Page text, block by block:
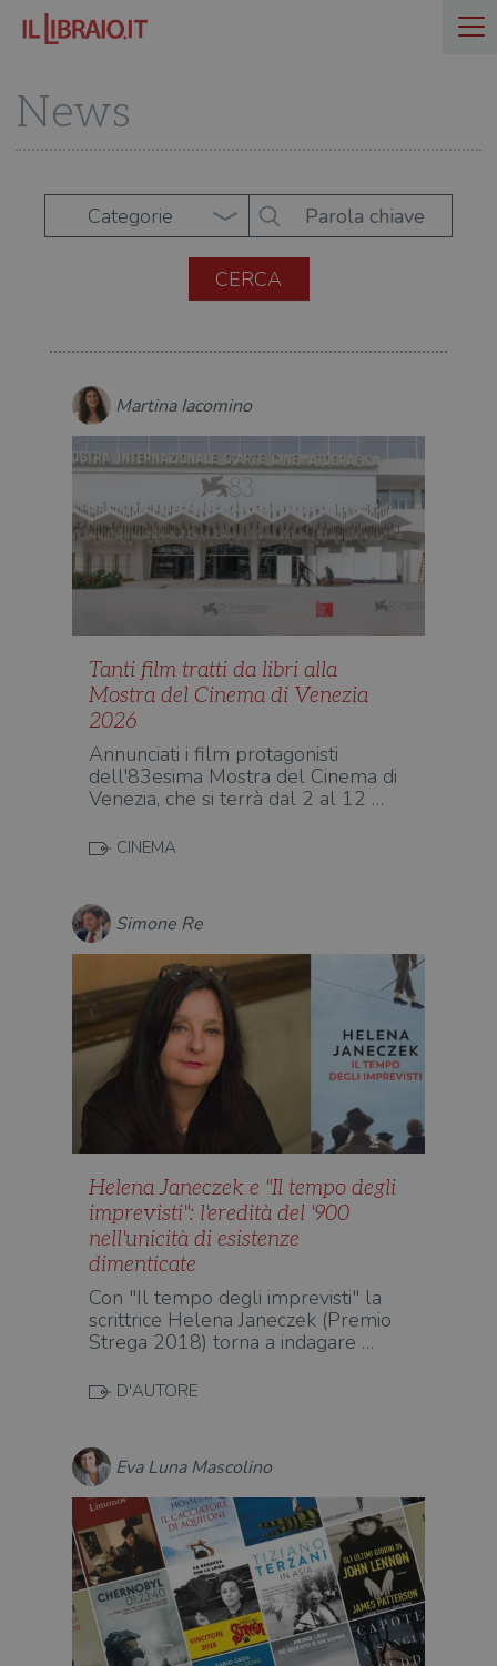
News
Categorie
Martina Iacomino
Tanti film tratti da libri alla
Mostra del Cinema di Venezia
2026
Annunciati i film protagonisti
dell'83esima Mostra del Cinema di
Venezia, che si terrà dal 2 al 12 …
CINEMA
Simone Re
Helena Janeczek e "Il tempo degli
imprevisti": l'eredità del '900
nell'unicità di esistenze
dimenticate
Con "Il tempo degli imprevisti" la
scrittrice Helena Janeczek (Premio
Strega 2018) torna a indagare …
D'AUTORE
Eva Luna Mascolino